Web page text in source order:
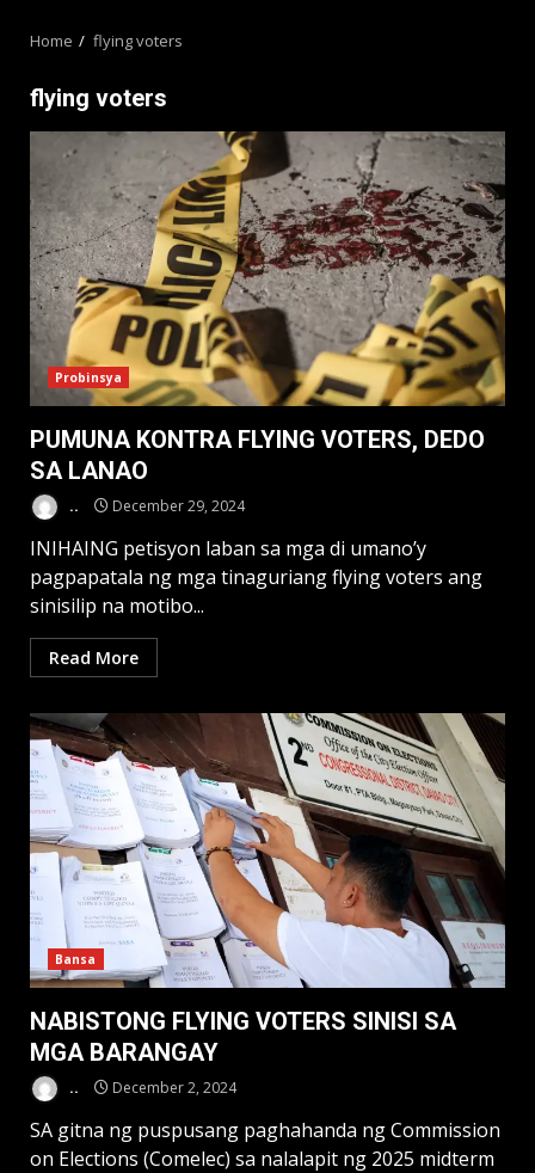
Home flying voters
flying voters
Probinsya
PUMUNA KONTRA FLYING VOTERS, DEDO
SA LANAO
.. December 29, 2024
INIHAING petisyon laban sa mga di umano’y
pagpapatala ng mga tinaguriang flying voters ang
sinisilip na motibo...
Read More
Bansa
NABISTONG FLYING VOTERS SINISI SA
MGA BARANGAY
.. December 2, 2024
SA gitna ng puspusang paghahanda ng Commission
on Elections (Comelec) sa nalalapit ng 2025 midterm